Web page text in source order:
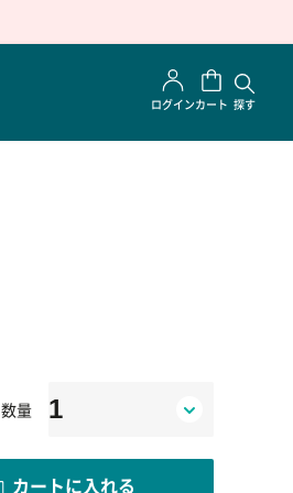
ログインカート 探す
数量
カートに入れる